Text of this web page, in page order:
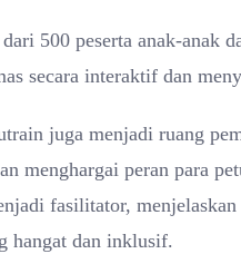
500 peserta anak-anak
secara interaktif dan
juga menjadi ruang
menghargai peran para
fasilitator,
hangat dan inklusif.